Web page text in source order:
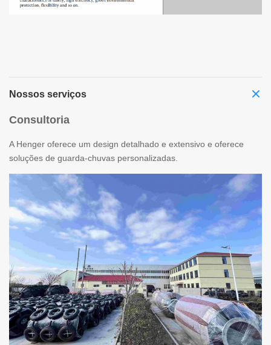
Nossos serviços
Consultoria
A Henger oferece um design detalhado e extensivo e oferece
soluções de guarda-chuvas personalizadas.